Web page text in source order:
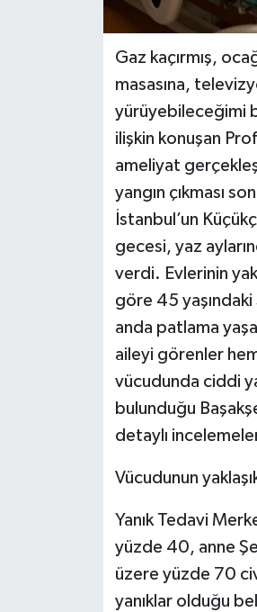
Gaz kaçırmış,
masasına,
yürüyebileceğimi
ilişkin konuşan
ameliyat
yangın çıkması
İstanbul’un
gecesi, yaz
verdi. Evlerinin
göre 45 yaşındaki
anda patlama
aileyi görenler
vücudunda ciddi
bulunduğu
detaylı
Vücudunun
Yanık Tedavi
yüzde 40, anne
üzere yüzde 70
yanıklar olduğu